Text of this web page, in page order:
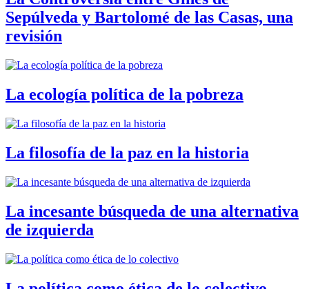
Sepúlveda y Bartolomé de las Casas, una
revisión
La ecología política de la pobreza
La filosofía de la paz en la historia
La incesante búsqueda de una alternativa
de izquierda